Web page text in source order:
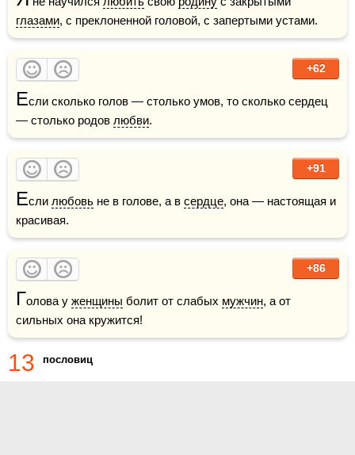
глазами, с преклоненной головой, с запертыми устами.
+62
Если сколько голов — столько умов, то сколько сердец
— столько родов любви.
+91
Если любовь не в голове, а в сердце, она — настоящая и
красивая.
+86
Голова у женщины болит от слабых мужчин, а от
сильных она кружится!
13 пословиц